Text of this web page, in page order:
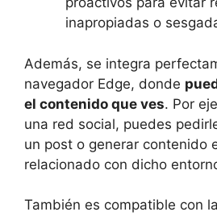
inapropiadas o
Además, se integra
navegador Edge, donde
el contenido que ves. Por
una red social, puedes
un post o generar contenido
relacionado con dicho
También es compatible con